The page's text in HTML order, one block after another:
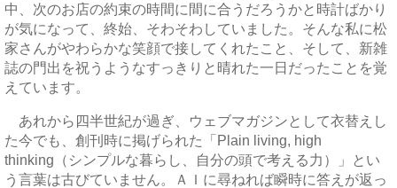
中、次のお店の約束の時間に間に合うだろうかと時計ばかり
が気になって、終始、そわそわしていました。そんな私に松
家さんがやわらかな笑顔で接してくれたこと、そして、新雑
誌の門出を祝うようなすっきりと晴れた一日だったことを覚
えています。
あれから四半世紀が過ぎ、ウェブマガジンとして衣替えし
た今でも、創刊時に掲げられた「Plain living, high
thinking（シンプルな暮らし、自分の頭で考える力）」とい
う言葉は古びていません。ＡＩに尋ねれば瞬時に答えが返っ